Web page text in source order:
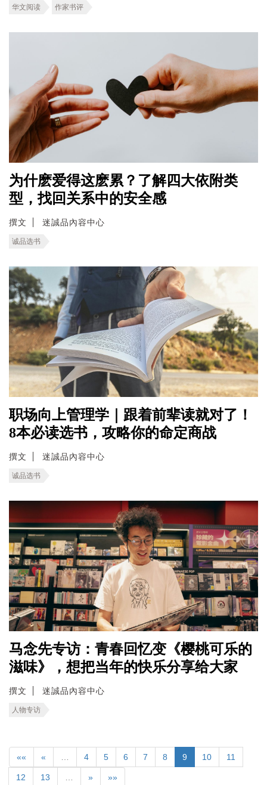
华文阅读 作家书评
为什麽爱得这麽累？了解四大依附类
型，找回关系中的安全感
撰文 迷誠品內容中心
诚品选书
职场向上管理学｜跟着前辈读就对了！
8本必读选书，攻略你的命定商战
撰文 迷誠品內容中心
诚品选书
马念先专访：青春回忆变《樱桃可乐的
滋味》，想把当年的快乐分享给大家
撰文 迷誠品內容中心
人物专访
«« « 4 5 6 7 8 9 10 11
12 13 » »»